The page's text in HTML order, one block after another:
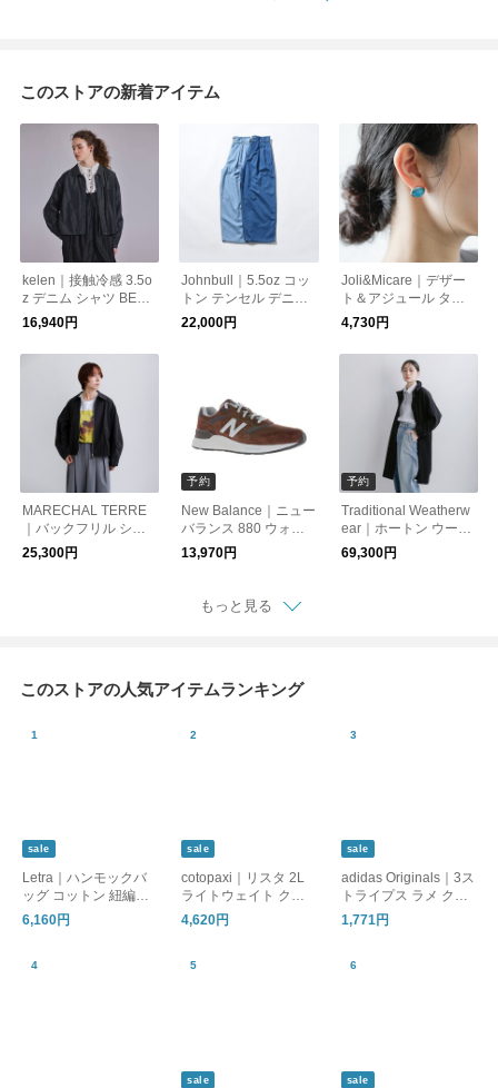
このストアの新着アイテム
kelen｜接触冷感 3.5o
z デニム シャツ BETY
lkl26fbl2313
16,940円
Johnbull｜5.5oz コッ
トン テンセル デニム
タック イージー パン
ツ jl262p17
22,000円
Joli&Micare｜デザー
ト＆アジュール ター
コイズ染め ピアス De
sert ＆ Azure dea020
2
4,730円
MARECHAL TERRE
｜バックフリル シャ
ツ ブルゾン zmt264bz
300
25,300円
予約
New Balance｜ニュー
バランス 880 ウォー
キング スニーカー Wa
lking Fresh Foam X 8
先行受注会】
13,970円
予約
Traditional Weatherw
ear｜ホートン ウール
メルトン スタンドカ
ラー コート HORTON
69,300円
もっと見る
このストアの人気アイテムランキング
sale
Letra｜ハンモックバ
ッグ コットン 紐編み
hammock-bag-fn 母の
日
6,160円
sale
cotopaxi｜リスタ 2L
ライトウェイト クロ
スボディバッグ Lista
Lightweight Crossbod
2l
4,620円
sale
adidas Originals｜3ス
トライプス ラメ クル
ーソックス 靴下 2足セ
ット 3 STRIPES GLIT
PAIRS ka985
1,771円
sale sale